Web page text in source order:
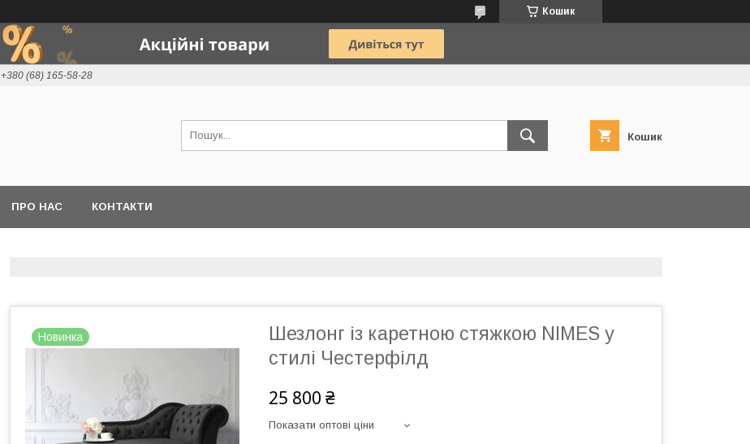
Кошик
+380 (68) 165-58-28
Кошик
ПРО НАС КОНТАКТИ
Новинка
Шезлонг із каретною стяжкою NIMES у
стилі Честерфілд
25 800 ₴
Показати оптові ціни